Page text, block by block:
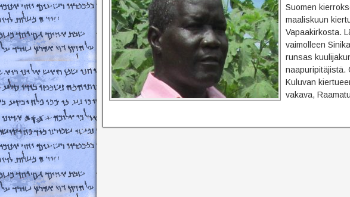
Suomen
maaliskuun
Vapaakirkosta.
vaimolleen
runsas
naapuripitäjistä.
Kuluvan
vakava,